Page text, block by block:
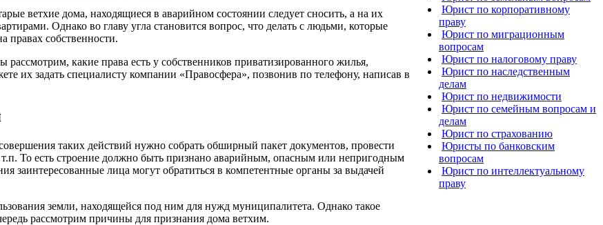
ветхие дома, находящиеся в аварийном состоянии следует сносить, а на их
Однако во главу угла становится вопрос, что делать с людьми, которые
правах собственности.
какие права есть у собственников приватизированного жилья,
их задать специалисту компании «Правосфера», позвонив по телефону, написав в
таких действий нужно собрать обширный пакет документов, провести
То есть строение должно быть признано аварийным, опасным или непригодным
заинтересованные лица могут обратиться в компетентные органы за выдачей
земли, находящейся под ним для нужд муниципалитета. Однако такое
рассмотрим причины для признания дома ветхим.
Юрист по корпоративному
праву
Юрист по миграционным
вопросам
Юрист по налоговому праву
Юрист по наследственным
делам
Юрист по недвижимости
Юрист по семейным вопросам и
делам
Юрист по страхованию
Юристы по банковским
вопросам
Юрист по интеллектуальному
праву